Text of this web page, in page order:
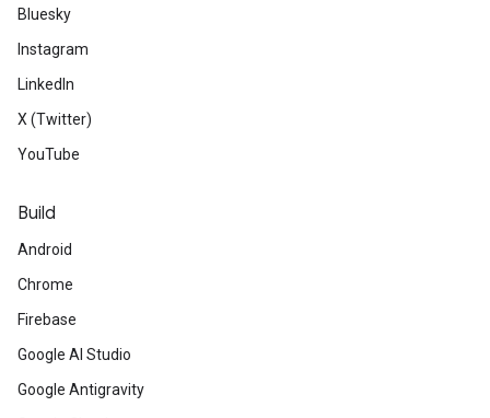
Bluesky
Instagram
LinkedIn
X (Twitter)
YouTube
Build
Android
Chrome
Firebase
Google AI Studio
Google Antigravity